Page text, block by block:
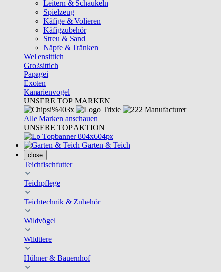
Leitern & Schaukeln
Spielzeug
Käfige & Volieren
Käfigzubehör
Streu & Sand
Näpfe & Tränken
Wellensittich
Großsittich
Papagei
Exoten
Kanarienvogel
UNSERE TOP-MARKEN
Alle Marken anschauen
UNSERE TOP AKTION
Garten & Teich
close
Teichfischfutter
Teichpflege
Teichtechnik & Zubehör
Wildvögel
Wildtiere
Hühner & Bauernhof